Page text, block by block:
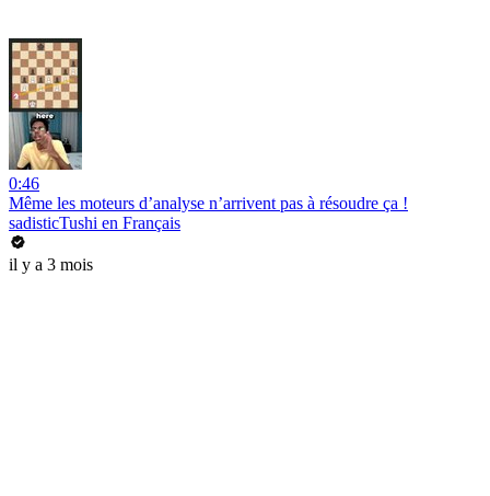
0:46
Même les moteurs d’analyse n’arrivent pas à résoudre ça !
sadisticTushi en Français
il y a 3 mois